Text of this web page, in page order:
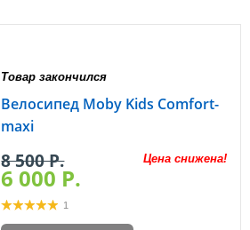
Товар закончился
Велосипед Moby Kids Comfort-
maxi
Цена снижена!
8 500 P.
6 000 P.
1